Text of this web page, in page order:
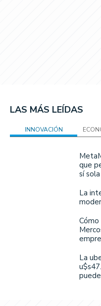
LAS MÁS LEÍDAS
INNOVACIÓN
que
sí sola
La
La